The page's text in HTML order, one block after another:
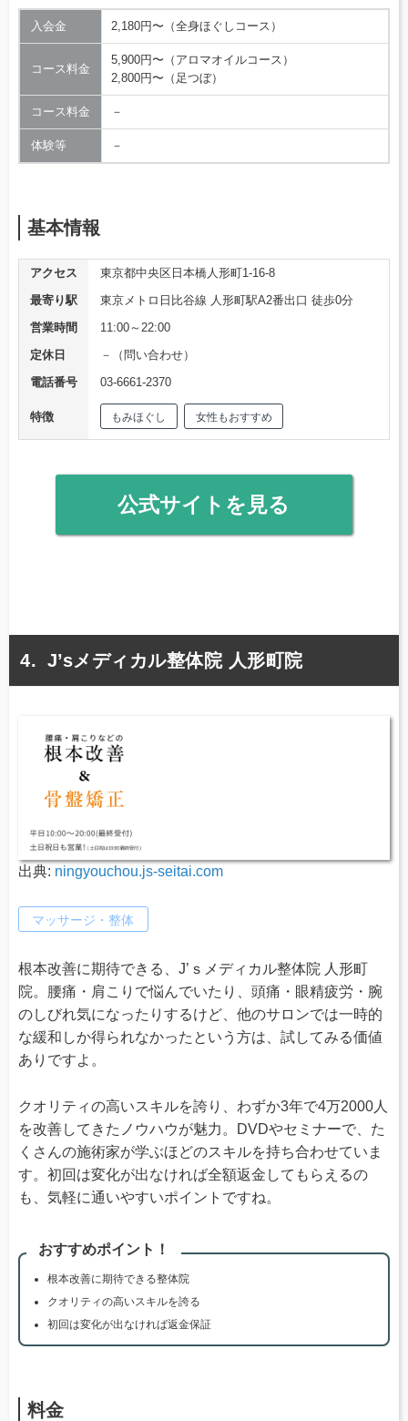
入会金 2,180円〜（全身ほぐしコース）
コース料金
5,900円〜（アロマオイルコース）
2,800円〜（足つぼ）
コース料金 －
体験等 －
基本情報
アクセス
東京都中央区日本橋人形町1-16-8
最寄り駅
東京メトロ日比谷線 人形町駅A2番出口 徒歩0分
営業時間
11:00～22:00
定休日
－（問い合わせ）
電話番号
03-6661-2370
特徴 もみほぐし 女性もおすすめ
公式サイトを見る
J’sメディカル整体院 人形町院
出典: ningyouchou.js-seitai.com
マッサージ・整体
根本改善に期待できる、J’ｓメディカル整体院 人形町
院。腰痛・肩こりで悩んでいたり、頭痛・眼精疲労・腕
のしびれ気になったりするけど、他のサロンでは一時的
な緩和しか得られなかったという方は、試してみる価値
ありですよ。
クオリティの高いスキルを誇り、わずか3年で4万2000人
を改善してきたノウハウが魅力。DVDやセミナーで、た
くさんの施術家が学ぶほどのスキルを持ち合わせていま
す。初回は変化が出なければ全額返金してもらえるの
も、気軽に通いやすいポイントですね。
おすすめポイント！
根本改善に期待できる整体院
クオリティの高いスキルを誇る
初回は変化が出なければ返金保証
料金